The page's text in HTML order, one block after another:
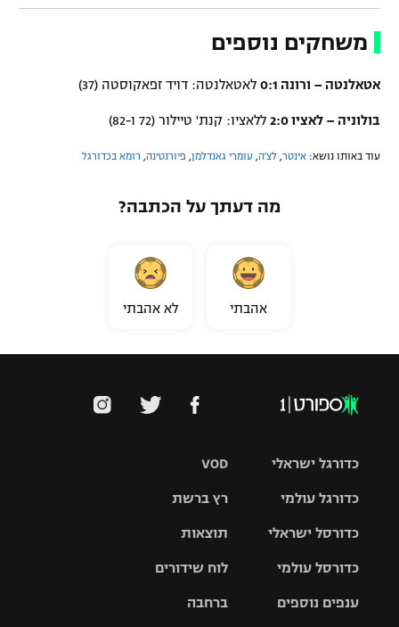
משחקים נוספים
אטאלנטה – ורונה 0:1 לאטאלנטה: דויד זפאקוסטה (37)
בולוניה – לאציו 2:0 ללאציו: קנת' טיילור (72 ו-82)
עוד באותו נושא: אינטר לצ'ה עומרי גאנדלמן פיורנטינה רומא בכדורגל
מה דעתך על הכתבה?
אהבתי לא אהבתי
VOD
רץ ברשת
תוצאות
לוח שידורים
ברחבה
כדורגל ישראלי
גביע הטוטו
כדורגל עולמי
האלופות
ליגה
כדורסל ישראלי
סל
כדורסל עולמי
ענפים נוספים